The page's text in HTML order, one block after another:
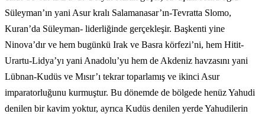
Süleyman’ın yani Asur kralı Salamanasar’ın-Tevratta Slomo,
Kuran’da Süleyman- liderliğinde gerçekleşir. Başkenti yine
Ninova’dır ve hem bugünkü Irak ve Basra körfezi’ni, hem Hitit-
Urartu-Lidya’yı yani Anadolu’yu hem de Akdeniz havzasını yani
Lübnan-Kudüs ve Mısır’ı tekrar toparlamış ve ikinci Asur
imparatorluğunu kurmuştur. Bu dönemde de bölgede henüz Yahudi
denilen bir kavim yoktur, ayrıca Kudüs denilen yerde Yahudilerin